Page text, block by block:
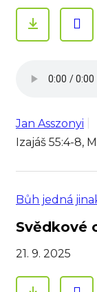
Jan Asszonyi
Izajáš 55:4-8,
Bůh jedná
Svědkové
21. 9. 2025